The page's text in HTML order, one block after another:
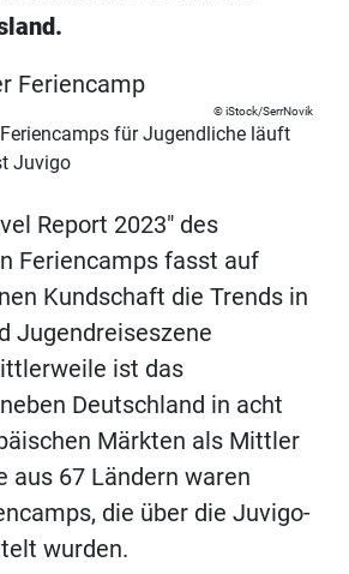
iStock/SerrNovik
für Jugendliche läuft
Juvigo
Report 2023" des
Feriencamps fasst auf
Kundschaft die Trends in
Jugendreiseszene
ist das
Deutschland in acht
Märkten als Mittler
aus 67 Ländern waren
die über die Juvigo-
wurden.